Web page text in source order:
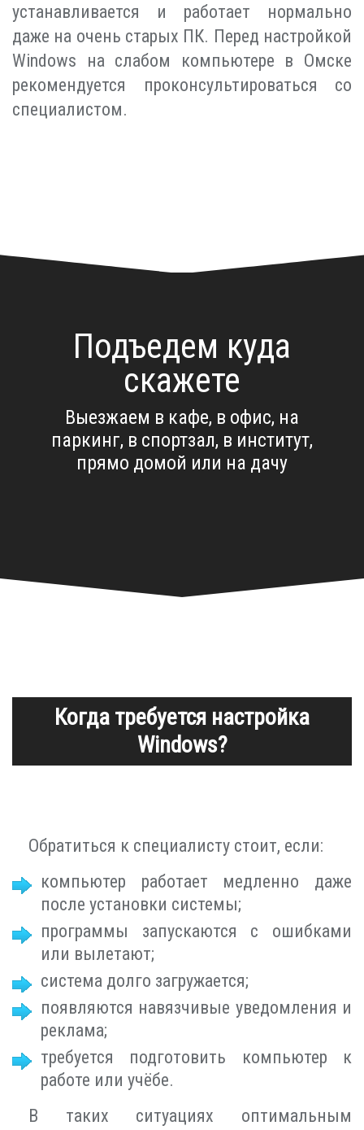
устанавливается и работает нормально
даже на очень старых ПК. Перед настройкой
Windows на слабом компьютере в Омске
рекомендуется проконсультироваться со
специалистом.
Подъедем куда
скажете
Выезжаем в кафе, в офис, на
паркинг, в спортзал, в институт,
прямо домой или на дачу
Когда требуется настройка
Windows?
Обратиться к специалисту стоит, если:
компьютер работает медленно даже
после установки системы;
программы запускаются с ошибками
или вылетают;
система долго загружается;
появляются навязчивые уведомления и
реклама;
требуется подготовить компьютер к
работе или учёбе.
В таких ситуациях оптимальным